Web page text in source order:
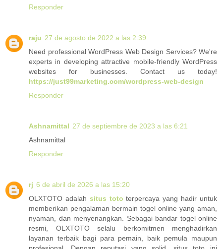
Responder
raju 27 de agosto de 2022 a las 2:39
Need professional WordPress Web Design Services? We're
experts in developing attractive mobile-friendly WordPress
websites for businesses. Contact us today!
https://just99marketing.com/wordpress-web-design
Responder
Ashnamittal 27 de septiembre de 2023 a las 6:21
Ashnamittal
Responder
rj 6 de abril de 2026 a las 15:20
OLXTOTO adalah situs toto terpercaya yang hadir untuk
memberikan pengalaman bermain togel online yang aman,
nyaman, dan menyenangkan. Sebagai bandar togel online
resmi, OLXTOTO selalu berkomitmen menghadirkan
layanan terbaik bagi para pemain, baik pemula maupun